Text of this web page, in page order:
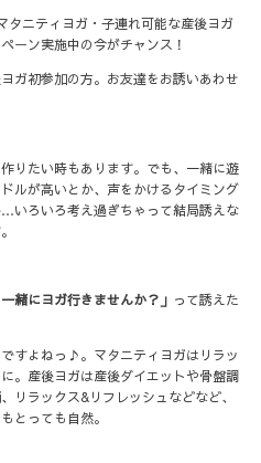
タニティヨガ・子連れ可能な産後ヨガ
ーン実施中の今がチャンス！
ガ初参加の方。お友達をお誘いあわせ
りたい時もあります。でも、一緒に遊
ルが高いとか、声をかけるタイミング
いろいろ考え過ぎちゃって結局誘えな
緒にヨガ行きませんか？」 って誘えた
すよねっ♪。マタニティヨガはリラッ
。産後ヨガは産後ダイエットや骨盤調
リラックス&リフレッシュなどなど、
とっても自然。